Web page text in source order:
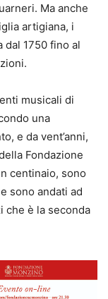
Ma anche
artigiana, i
dal 1750 fino al
musicali di
una
e da vent’anni,
Fondazione
centinaio, sono
sono andati ad
che è la seconda